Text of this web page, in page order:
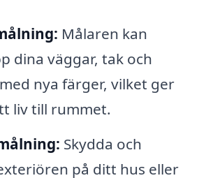
Målaren kan
dina väggar, tak och
nya färger, vilket ger
liv till rummet.
Skydda och
på ditt hus eller